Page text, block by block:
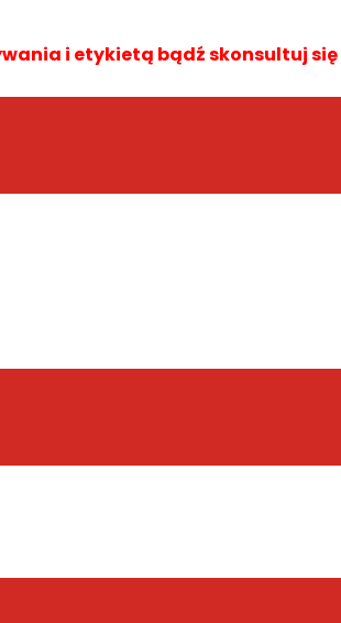
i etykietą bądź skonsultuj